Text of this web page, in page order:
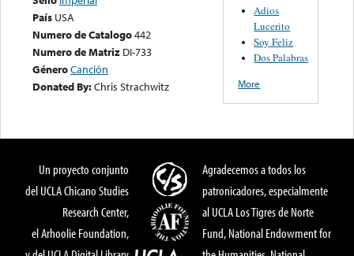
País USA
Numero de Catalogo442
Numero de Matriz DI-733
GéneroCanción
Donated By:Chris Strachwitz
Adios
Lucerito
Soy Feliz
Dos Palabras
More
Un proyecto conjunto
del UCLA Chicano Studies
Research Center,
el Arhoolie Foundation,
Agradecemos a todos los
patronicadores, especialmente
al UCLA Los Tigres de Norte
Fund, National Endowment for